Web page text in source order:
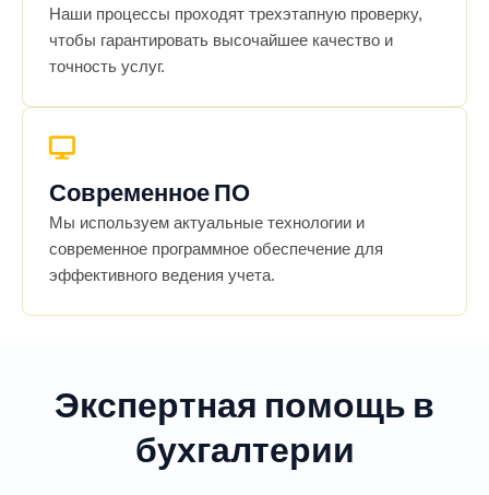
Наши процессы проходят трехэтапную проверку,
чтобы гарантировать высочайшее качество и
точность услуг.
Современное ПО
Мы используем актуальные технологии и
современное программное обеспечение для
эффективного ведения учета.
Экспертная помощь в
бухгалтерии